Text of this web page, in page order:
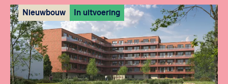
Nieuwbouw In uitvoering